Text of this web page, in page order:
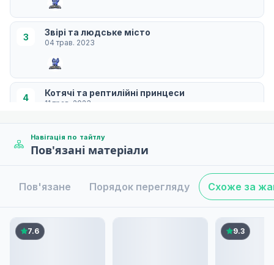
3 Звірі та людське місто
04 трав. 2023
4 Котячі та рептилійні принцеси
11 трав. 2023
Святий Звір Безсмертя і Відродження
Навігація по тайтлу
Пов'язані матеріали
Пов'язане Порядок перегляду Схоже за
7.6 9.3